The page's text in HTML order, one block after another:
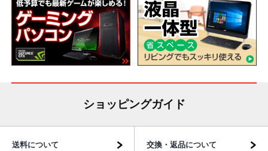
ショッピングガイド
送料について 交換・返品について